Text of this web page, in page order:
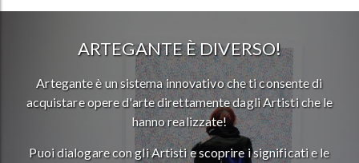
ARTEGANTE È DIVERSO!
Artegante è un sistema innovativo che ti consente di
acquistare opere d'arte direttamente dagli Artisti che le
hanno realizzate!
Puoi dialogare con gli Artisti e scoprire i significati e le